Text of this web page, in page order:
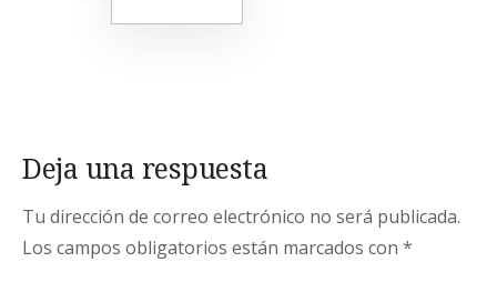
Deja una respuesta
Tu dirección de correo electrónico no será publicada.
Los campos obligatorios están marcados con *